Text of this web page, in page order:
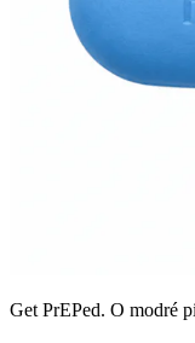
Get PrEPed. O modré